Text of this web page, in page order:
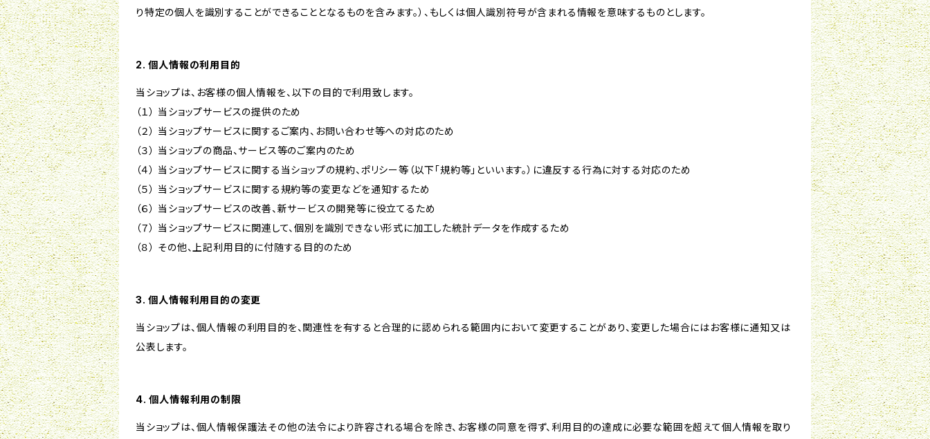
り特定の個人を識別することができることとなるものを含みます。）、もしくは個人識別符号が含まれる情報を意味するものとします。
2. 個人情報の利用目的
当ショップは、お客様の個人情報を、以下の目的で利用致します。
（１） 当ショップサービスの提供のため
（２） 当ショップサービスに関するご案内、お問い合わせ等への対応のため
（３） 当ショップの商品、サービス等のご案内のため
（４） 当ショップサービスに関する当ショップの規約、ポリシー等（以下「規約等」といいます。）に違反する行為に対する対応のため
（５） 当ショップサービスに関する規約等の変更などを通知するため
（６） 当ショップサービスの改善、新サービスの開発等に役立てるため
（７） 当ショップサービスに関連して、個別を識別できない形式に加工した統計データを作成するため
（８） その他、上記利用目的に付随する目的のため
3. 個人情報利用目的の変更
当ショップは、個人情報の利用目的を、関連性を有すると合理的に認められる範囲内において変更することがあり、変更した場合にはお客様に通知又は
公表します。
4. 個人情報利用の制限
当ショップは、個人情報保護法その他の法令により許容される場合を除き、お客様の同意を得ず、利用目的の達成に必要な範囲を超えて個人情報を取り